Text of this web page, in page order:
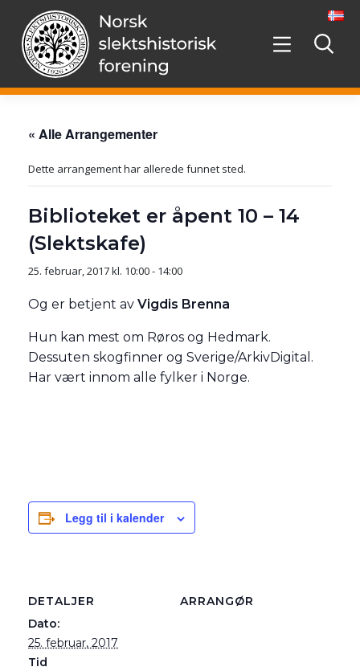
videre
innholdet
« Alle Arrangementer
Dette arrangement har allerede funnet sted.
Biblioteket er åpent 10 – 14
(Slektskafe)
25. februar, 2017 kl. 10:00- 14:00
Og er betjent av Vigdis Brenna
Hun kan mest om Røros og Hedmark.
Dessuten skogfinner og Sverige/ArkivDigital.
Har vært innom alle fylker i Norge.
Legg til i kalender
DETALJER
Dato:
25. februar, 2017
Tid
ARRANGØR